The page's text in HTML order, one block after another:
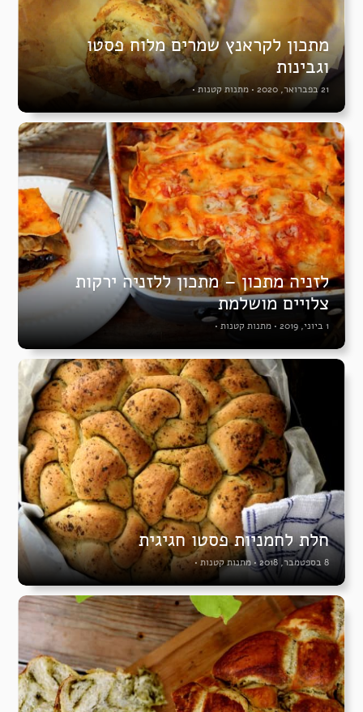
מתכון לקראנץ שמרים מלוח פסטו
וגבינות
21 בפברואר, 2020 • מתנות קטנות •
לזניה מתכון – מתכון ללזניה ירקות
צלויים מושלמת
1 ביוני, 2019 • מתנות קטנות •
חלת לחמניות פסטו חגיגית
8 בספטמבר, 2018 • מתנות קטנות•